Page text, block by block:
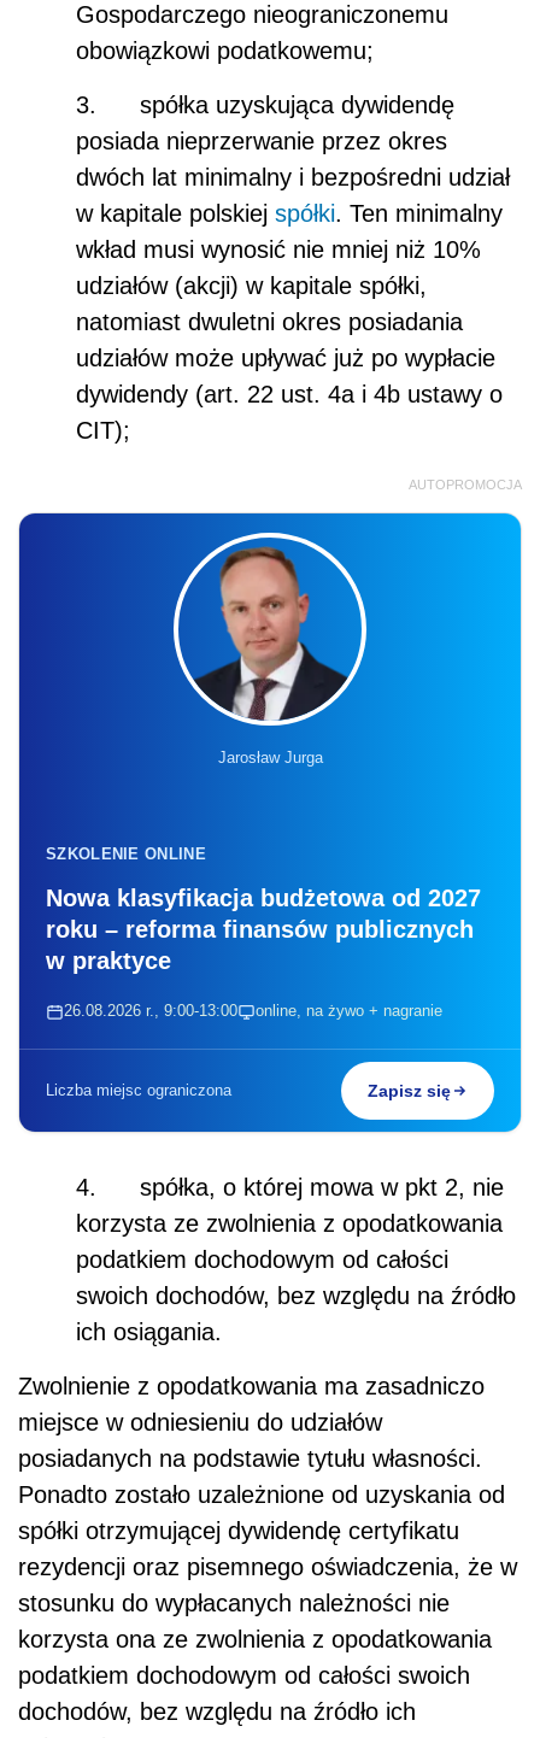
Gospodarczego nieograniczonemu
obowiązkowi podatkowemu;
3. spółka uzyskująca dywidendę
posiada nieprzerwanie przez okres
dwóch lat minimalny i bezpośredni udział
w kapitale polskiej spółki. Ten minimalny
wkład musi wynosić nie mniej niż 10%
udziałów (akcji) w kapitale spółki,
natomiast dwuletni okres posiadania
udziałów może upływać już po wypłacie
dywidendy (art. 22 ust. 4a i 4b ustawy o
CIT);
AUTOPROMOCJA
Jarosław Jurga
SZKOLENIE ONLINE
Nowa klasyfikacja budżetowa od 2027
roku – reforma finansów publicznych
w praktyce
26.08.2026 r., 9:00-13:00 online, na żywo + nagranie
Liczba miejsc ograniczona Zapisz się
4. spółka, o której mowa w pkt 2, nie
korzysta ze zwolnienia z opodatkowania
podatkiem dochodowym od całości
swoich dochodów, bez względu na źródło
ich osiągania.
Zwolnienie z opodatkowania ma zasadniczo
miejsce w odniesieniu do udziałów
posiadanych na podstawie tytułu własności.
Ponadto zostało uzależnione od uzyskania od
spółki otrzymującej dywidendę certyfikatu
rezydencji oraz pisemnego oświadczenia, że w
stosunku do wypłacanych należności nie
korzysta ona ze zwolnienia z opodatkowania
podatkiem dochodowym od całości swoich
dochodów, bez względu na źródło ich